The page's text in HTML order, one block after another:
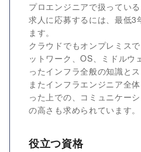
プロエンジニアで扱ってい
求人に応募するには、最低3
ます。
クラウドでもオンプレミス
ットワーク、OS、ミドルウ
ったインフラ全般の知識とス
またインフラエンジニア全
った上での、コミュニケー
の高さも求められています。
役立つ資格